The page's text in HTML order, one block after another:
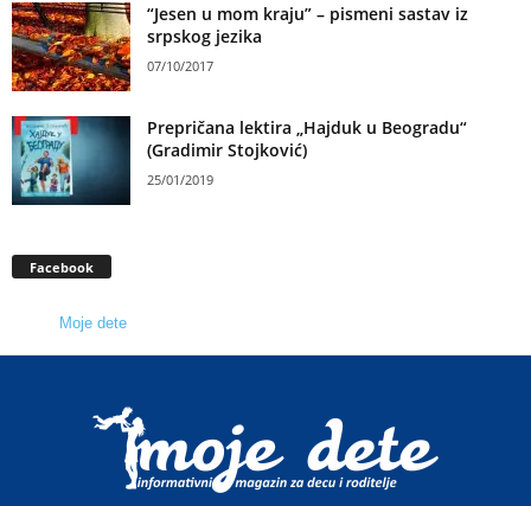
“Jesen u mom kraju” – pismeni sastav iz
srpskog jezika
07/10/2017
Prepričana lektira „Hajduk u Beogradu“
(Gradimir Stojković)
25/01/2019
Facebook
Moje dete